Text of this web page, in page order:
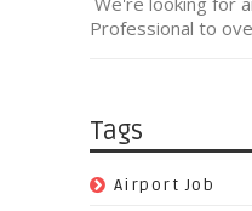
Professional to
Tags
Airport Job